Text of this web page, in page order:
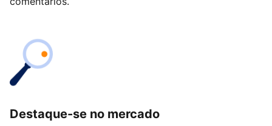
Destaque-se no mercado